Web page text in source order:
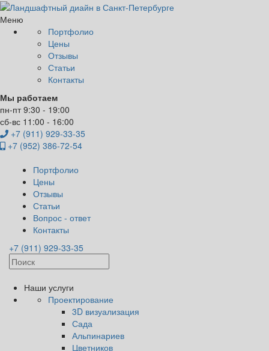
Меню
Портфолио
Цены
Отзывы
Статьи
Контакты
Мы работаем
пн-пт 9:30 - 19:00
сб-вс 11:00 - 16:00
+7 (911) 929-33-35
+7 (952) 386-72-54
Портфолио
Цены
Отзывы
Статьи
Вопрос - ответ
Контакты
+7 (911) 929-33-35
Наши услуги
Проектирование
3D визуализация
Сада
Альпинариев
Цветников